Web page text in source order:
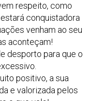
respeito, como
conquistadora
venham ao seu
aconteçam!
desporto para que o
positivo, a sua
e valorizada pelos